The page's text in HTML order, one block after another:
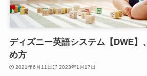
ディズニー英語システム【DWE】
め方
2021年6月11日 2023年1月17日